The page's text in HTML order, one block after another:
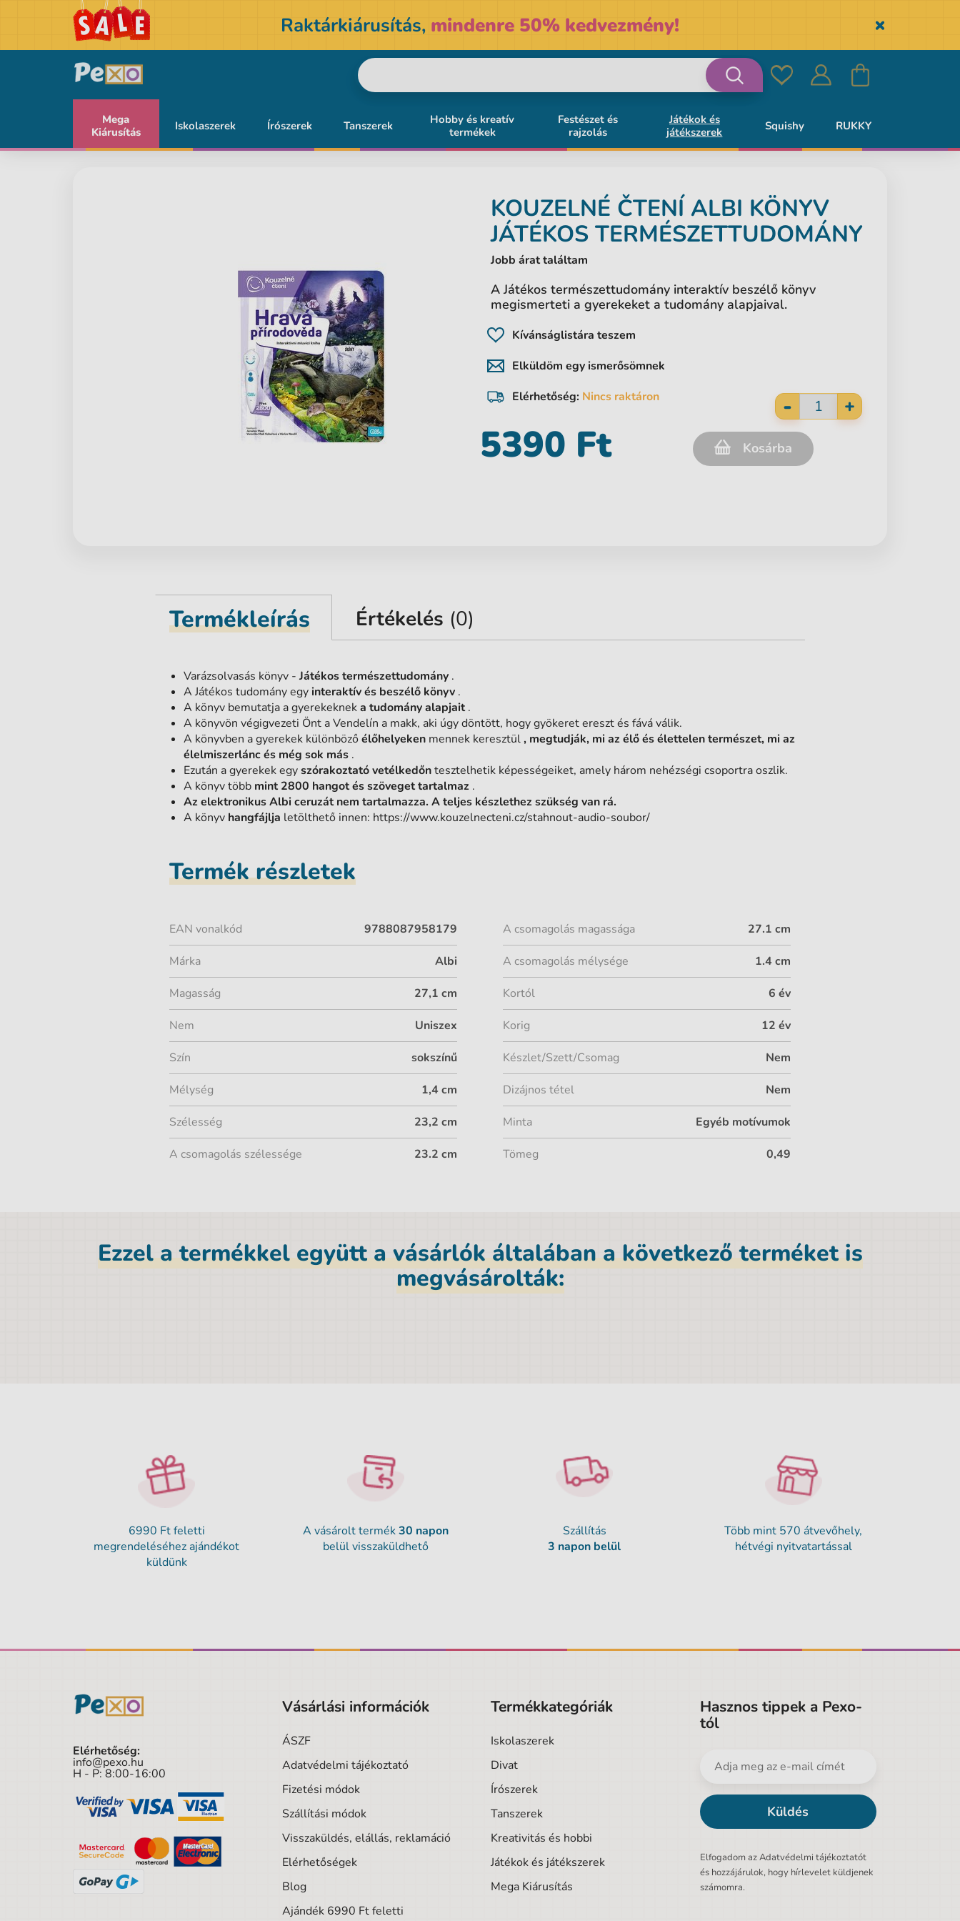
Raktárkiárusítás, mindenre 50% kedvezmény! Skryť
KedvencekBejelentkezés
Kosár
Mega
Kiárusítás
Iskolaszerek Írószerek Tanszerek
Hobby és kreatív
termékek
Festészet és
rajzolás
Játékok és
játékszerek
Squishy RUKKY
KOUZELNÉ ČTENÍ ALBI KÖNYV
JÁTÉKOS TERMÉSZETTUDOMÁNY
Jobb árat találtam
A Játékos természettudomány interaktív beszélő könyv
megismerteti a gyerekeket a tudomány alapjaival.
Kívánságlistára teszem
Elküldöm egy ismerősömnek
Elérhetőség: Nincs raktáron - +
5390 Ft Kosárba
Termékleírás Értékelés (0)
Varázsolvasás könyv - Játékos természettudomány .
A Játékos tudomány egy interaktív és beszélő könyv .
A könyv bemutatja a gyerekekneka tudomány alapjait.
A könyvön végigvezeti Önt a Vendelín a makk, aki úgy döntött, hogy gyökeret ereszt és fává válik.
A könyvben a gyerekek különbözőélőhelyeken mennek keresztül , megtudják, mi az élő és élettelen természet, mi az
élelmiszerlánc és még sok más .
Ezután a gyerekek egyszórakoztató vetélkedőntesztelhetik képességeiket, amely három nehézségi csoportra oszlik.
A könyv több mint 2800 hangot és szöveget tartalmaz .
Az elektronikus Albi ceruzát nem tartalmazza. A teljes készlethez szükség van rá.
A könyv hangfájlja letölthető innen: https://www.kouzelnecteni.cz/stahnout-audio-soubor/
Termék részletek
EAN vonalkód 9788087958179
Márka Albi
Magasság 27,1 cm
Nem Uniszex
Szín sokszínű
Mélység 1,4 cm
Szélesség 23,2 cm
A csomagolás szélessége 23.2 cm
A csomagolás magassága 27.1 cm
A csomagolás mélysége 1.4 cm
Kortól 6 év
Korig 12 év
Készlet/Szett/Csomag Nem
Dizájnos tétel Nem
Minta Egyéb motívumok
Tömeg 0,49
Ezzel a termékkel együtt a vásárlók általában a következő terméket is
megvásárolták:
6990 Ft feletti
megrendeléséhez ajándékot
küldünk
A vásárolt termék30 napon
belül visszaküldhető
Szállítás
3 napon belül
Több mint 570 átvevőhely,
hétvégi nyitvatartással
Elérhetőség:
info@pexo.hu
H - P: 8:00-16:00
Vásárlási információk
ÁSZF
Adatvédelmi tájékoztató
Fizetési módok
Szállítási módok
Visszaküldés, elállás, reklamáció
Elérhetőségek
Blog
Ajándék 6990 Ft feletti
Termékkategóriák
Iskolaszerek
Divat
Írószerek
Tanszerek
Kreativitás és hobbi
Játékok és játékszerek
Mega Kiárusítás
Hasznos tippek a Pexo-
tól
Küldés
Elfogadom az Adatvédelmi tájékoztatót
és hozzájárulok, hogy hírlevelet küldjenek
számomra.